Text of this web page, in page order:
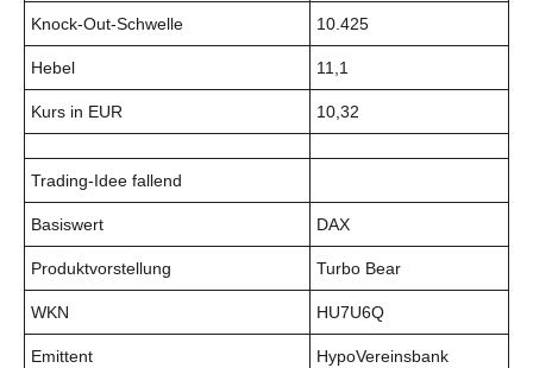
Knock-Out-Schwelle 10.425
Hebel 11,1
Kurs in EUR 10,32
Trading-Idee fallend
Basiswert DAX
Produktvorstellung Turbo Bear
WKN HU7U6Q
Emittent HypoVereinsbank